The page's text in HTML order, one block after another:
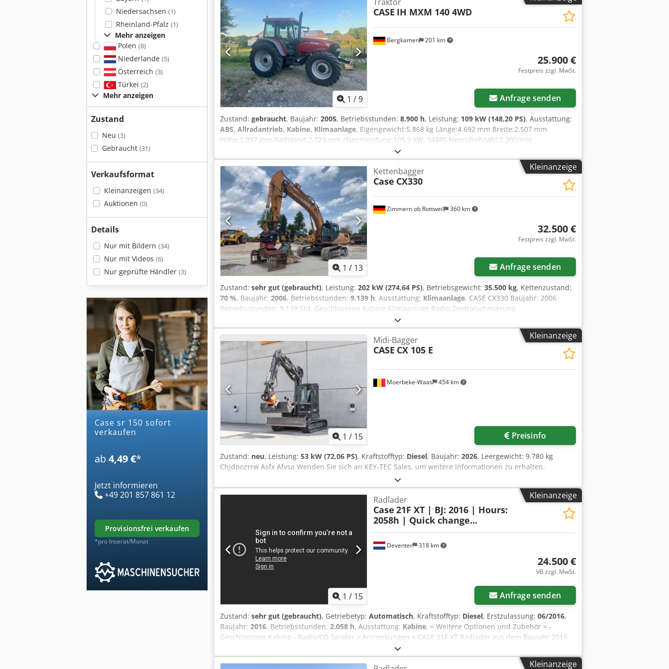
Niedersachsen (1)
Rheinland-Pfalz (1)
Mehr anzeigen
Polen (8)
Niederlande (5)
Österreich (3)
Türkei (2)
Mehr anzeigen
Zustand
Neu (3)
Gebraucht (31)
Verkaufsformat
Kleinanzeigen (34)
Auktionen (0)
Details
Nur mit Bildern (34)
Nur mit Videos (6)
Nur geprüfte Händler (3)
case sr 150 sofort
verkaufen
ab 4,49 €*
Jetzt informieren
+49 201 857 861 12
provisionsfrei verkaufen
*pro Inserat/Monat
Gerrit Haverhoek, um weitere Informationen zu erhalten.
1 /9
Bergkamen 201 km
Traktor
CASE IH MXM 140 4WD
25.900 €
Festpreis zzgl. MwSt.
Anfrage senden
Zustand: gebraucht, Baujahr: 2005, Betriebsstunden: 8.900 h, Leistung: 109 kW (148,20 PS), Ausstattung:
ABS, Allradantrieb, Kabine, Klimaanlage, Eigengewicht:5.868 kg Länge:4.692 mm Breite:2.507 mm
Höhe:2.997 mm Radstand:2.723 mm rNennleistung:105,9 kW, 144PS Nenndrehzahl:2.200/min
Zylinderanzahl:6 Chjdswlmt Iepfx Afvja Hubraum:7.480 cm³ Drehmomentanstieg:51,3 Allradantrieb
Kleinanzeige
1 / 13
Zimmern ob Rottweil 360 km
Kettenbagger
Case CX330
32.500 €
Festpreis zzgl. MwSt.
Anfrage senden
Zustand: sehr gut (gebraucht), Leistung: 202 kW (274,64 PS), Betriebsgewicht: 35.500 kg, Kettenzustand:
70 %, Baujahr: 2006, Betriebsstunden: 9.139 h, Ausstattung: Klimaanlage, CASE CX330 Baujahr: 2006
Betriebsstunden: 9.139 Std. Geschlossene Kabine Klimaanlage Radio Zentralschmierung
Standardausleger Stiel : 3.30m Vollverrohrung (Hammer-, Greifer-, Schere-) Schnellwechsler OQ80
Chodpfx Ajzp Rm Rofvea 1x Löffel – 800mm breit 1x Greifer – funktioniert, Reparatur nötig Laufwerk ca.
70% erhalten Bodenplatten 600 mm breit Isuzu Motor mit 202 kW CE Transport: 10.8 x 3 x 3.40m
Einsatzgewicht: 35.5 to.
Kleinanzeige
1 / 15
Moerbeke-Waas 454 km
Midi-Bagger
CASE CX 105 E
Preisinfo
Zustand: neu, Leistung: 53 kW (72,06 PS), Kraftstofftyp: Diesel, Baujahr: 2026, Leergewicht: 9.780 kg
Chjdpozrrw Asfx Afvsa Wenden Sie sich an KEY-TEC Sales, um weitere Informationen zu erhalten.
Kleinanzeige
1 / 15
Deventer 318 km
Radlader
Case 21F XT | BJ: 2016 | Hours:
2058h | Quick change...
24.500 €
VB zzgl. MwSt.
Anfrage senden
Zustand: sehr gut (gebraucht), Getriebetyp: Automatisch, Kraftstofftyp: Diesel, Erstzulassung: 06/2016,
Baujahr: 2016, Betriebsstunden: 2.058 h, Ausstattung: Kabine, = Weitere Optionen und Zubehör = -
Geschlossene Kabine - Radio/CD-Spieler = Anmerkungen = CASE 21F XT Radlader aus dem Baujahr 2016
mit nur 2.058 Betriebsstunden. Dieser kompakte und leistungsstarke Radlader stammt aus Deutschland
und befindet sich in einem gepflegten und gut gewarteten Zustand. Die Maschine ist sofort einsatzbereit
Kleinanzeige